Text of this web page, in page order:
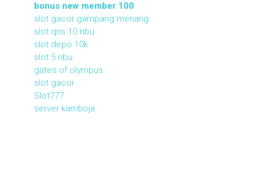
bonus new member 100
slot gacor gampang menang
slot qris 10 ribu
slot depo 10k
slot 5 ribu
gates of olympus
slot gacor
Slot777
server kamboja